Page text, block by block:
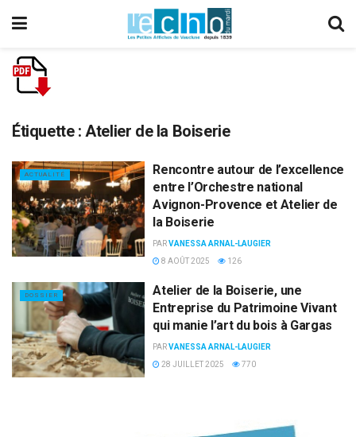
Étiquette :Atelier de la Boiserie
ACTUALITÉ
Rencontre autour de l’excellence
entre l’Orchestre national
Avignon-Provence et Atelier de
la Boiserie
PARVANESSA ARNAL-LAUGIER
8 AOÛT 2025
126
DOSSIER
Atelier de la Boiserie, une
Entreprise du Patrimoine Vivant
qui manie l’art du bois à Gargas
PARVANESSA ARNAL-LAUGIER
28 JUILLET 2025
770